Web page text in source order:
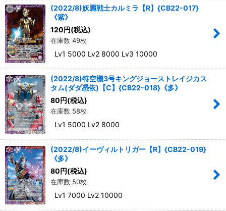
(2022/8)妖麗戦士カルミラ【R】{CB22-017}
《紫》
120 円(税込)
在庫数 49枚
Lv1 5000 Lv2 8000 Lv3 10000
(2022/8)特空機3号キングジョーストレイジカス
タム(ダダ憑依)【C】{CB22-018}《多》
80 円(税込)
在庫数 58枚
Lv1 5000 Lv2 8000
(2022/8)イーヴィルトリガー【R】{CB22-019}
《多》
80 円(税込)
在庫数 50枚
Lv1 7000 Lv2 10000